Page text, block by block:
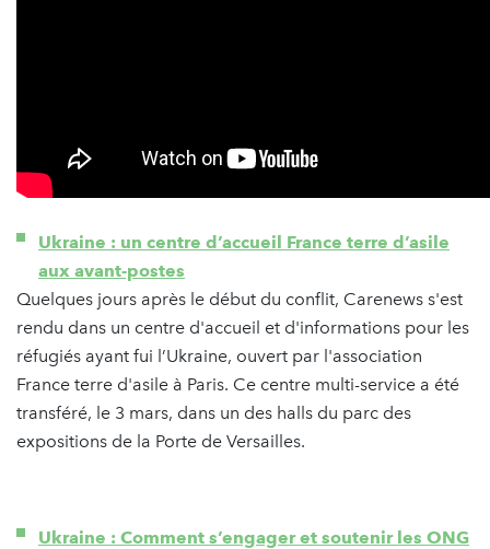
Ukraine : un centre d’accueil France terre d’asile
aux avant-postes
Quelques jours après le début du conflit, Carenews s'est
rendu dans un centre d'accueil et d'informations pour les
réfugiés ayant fui l’Ukraine, ouvert par l'association
France terre d'asile à Paris. Ce centre multi-service a été
transféré, le 3 mars, dans un des halls du parc des
expositions de la Porte de Versailles.
Ukraine : Comment s’engager et soutenir les ONG